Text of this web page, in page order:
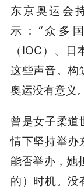
东京奥运会
示：“众多
（IOC）、
这些声音。构
奥运没有意义
曾是女子柔道
情下坚持举办
能否举办，她
的）时机。没